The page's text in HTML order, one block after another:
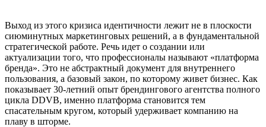
Выход из этого кризиса идентичности лежит не в плоскости
сиюминутных маркетинговых решений, а в фундаментальной
стратегической работе. Речь идет о создании или
актуализации того, что профессионалы называют «платформа
бренда». Это не абстрактный документ для внутреннего
пользования, а базовый закон, по которому живет бизнес. Как
показывает 30-летний опыт брендингового агентства полного
цикла DDVB, именно платформа становится тем
спасательным кругом, который удерживает компанию на
плаву в шторме.